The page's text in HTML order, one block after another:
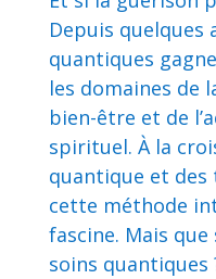
Depuis quelques
quantiques
les domaines de
bien-être et de
spirituel. À la
quantique et
cette méthode
fascine. Mais
soins quantiques